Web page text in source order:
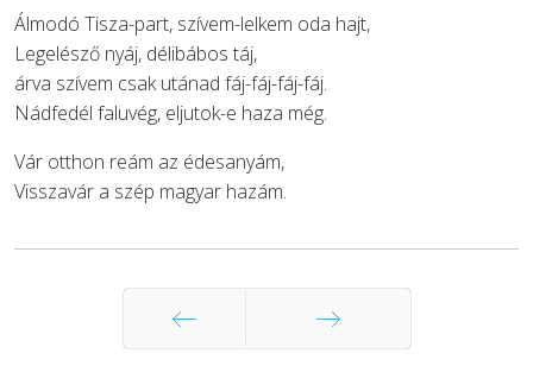
Álmodó Tisza-part, szívem-lelkem oda hajt,
Legelésző nyáj, délibábos táj,
árva szívem csak utánad fáj-fáj-fáj-fáj.
Nádfedél faluvég, eljutok-e haza még.
Vár otthon reám az édesanyám,
Visszavár a szép magyar hazám.